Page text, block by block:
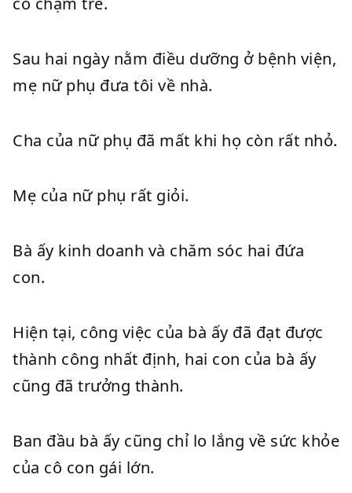
Sau hai ngày nằm điều dưỡng ở bệnh viện,
mẹ nữ phụ đưa tôi về nhà.
Cha của nữ phụ đã mất khi họ còn rất nhỏ.
Mẹ của nữ phụ rất giỏi.
Bà ấy kinh doanh và chăm sóc hai đứa
con.
Hiện tại, công việc của bà ấy đã đạt được
thành công nhất định, hai con của bà ấy
cũng đã trưởng thành.
Ban đầu bà ấy cũng chỉ lo lắng về sức khỏe
của cô con gái lớn.